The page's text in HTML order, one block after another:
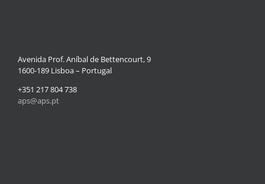
Avenida Prof. Aníbal de Bettencourt, 9
1600-189 Lisboa – Portugal
+351 217 804 738
aps@aps.pt